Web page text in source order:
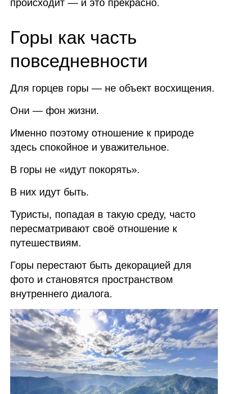
происходит — и это прекрасно.
Горы как часть
повседневности
Для горцев горы — не объект восхищения.
Они — фон жизни.
Именно поэтому отношение к природе
здесь спокойное и уважительное.
В горы не «идут покорять».
В них идут быть.
Туристы, попадая в такую среду, часто
пересматривают своё отношение к
путешествиям.
Горы перестают быть декорацией для
фото и становятся пространством
внутреннего диалога.